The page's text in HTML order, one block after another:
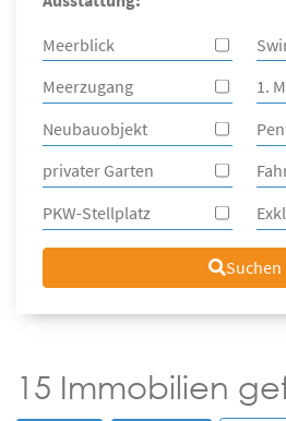
Meerblick
Meerzugang
1.
Neubauobjekt
privater Garten
PKW-Stellplatz
Suchen
15 Immobilien